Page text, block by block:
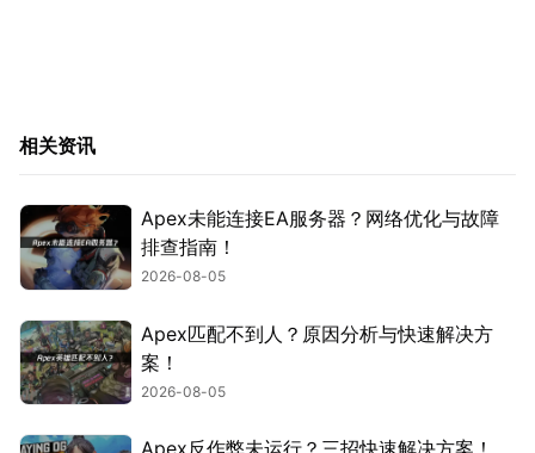
相关资讯
Apex未能连接EA服务器？网络优化与故障
排查指南！
2026-08-05
Apex匹配不到人？原因分析与快速解决方
案！
2026-08-05